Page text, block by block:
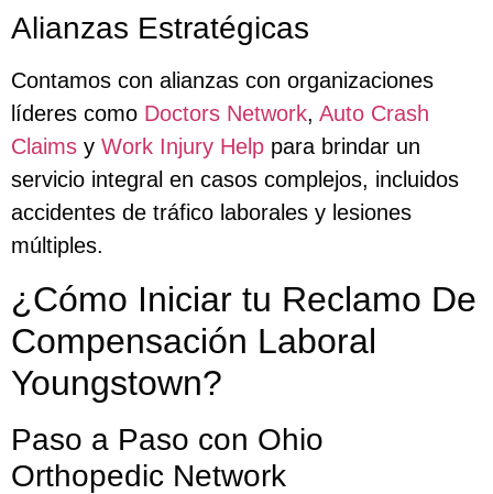
Alianzas Estratégicas
Contamos con alianzas con organizaciones
líderes como Doctors Network, Auto Crash
Claims y Work Injury Help para brindar un
servicio integral en casos complejos, incluidos
accidentes de tráfico laborales y lesiones
múltiples.
¿Cómo Iniciar tu Reclamo De
Compensación Laboral
Youngstown?
Paso a Paso con Ohio
Orthopedic Network